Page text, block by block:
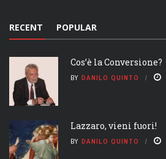
RECENT POPULAR
Cos’è la Conversione?
BY DANILO QUINTO
Lazzaro, vieni fuori!
BY DANILO QUINTO